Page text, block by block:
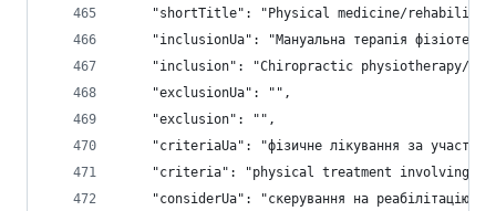
"shortTitle": "Physical medicine/
"inclusionUa": "Мануальна терапія
"inclusion": "Chiropractic physiotherapy/
    "exclusionUa": "",
    "exclusion": "",
"criteriaUa": "фізичне лікування за участю
"criteria": "physical treatment involving
"considerUa": "скерування на реабілітацію